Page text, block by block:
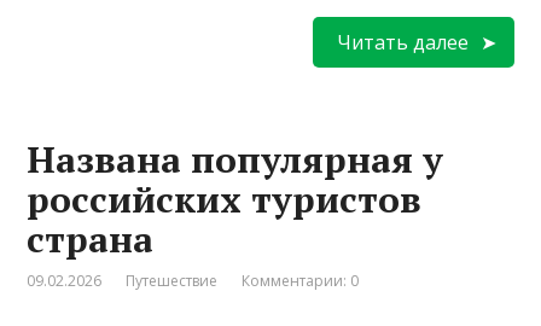
Читать далее
Названа популярная у
российских туристов
страна
09.02.2026 Путешествие Комментарии: 0